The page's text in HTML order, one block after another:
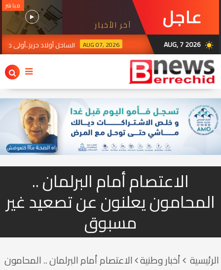
عاجل آخر الأخبار
مباشر
wb_sunny
AUG, 7 2026
AUG 07, 2026 الساحل أولاد حريز..أولى طلقات
الاعتصام أمام البرلمان ..
المحامون يعلنون عن تصعيد غير
مسبوق
الرئيسية أخبار وطنية الاعتصام أمام البرلمان ..